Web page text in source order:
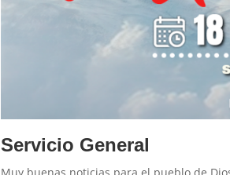
Servicio General